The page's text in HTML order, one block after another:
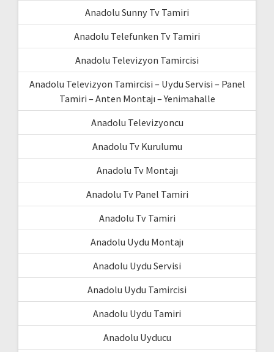
Anadolu Sunny Tv Tamiri
Anadolu Telefunken Tv Tamiri
Anadolu Televizyon Tamircisi
Anadolu Televizyon Tamircisi – Uydu Servisi – Panel
Tamiri – Anten Montajı – Yenimahalle
Anadolu Televizyoncu
Anadolu Tv Kurulumu
Anadolu Tv Montajı
Anadolu Tv Panel Tamiri
Anadolu Tv Tamiri
Anadolu Uydu Montajı
Anadolu Uydu Servisi
Anadolu Uydu Tamircisi
Anadolu Uydu Tamiri
Anadolu Uyducu